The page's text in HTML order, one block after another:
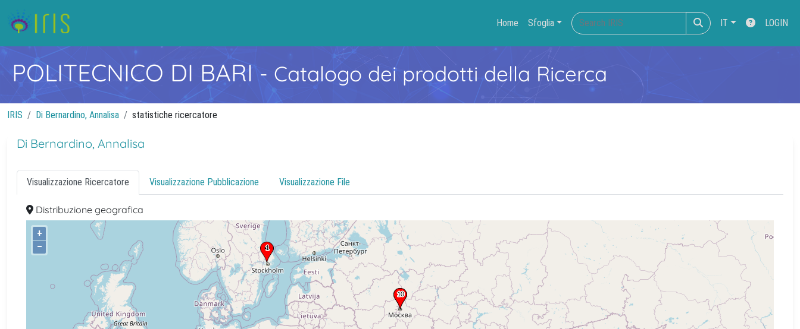
Home Sfoglia IT LOGIN
POLITECNICO DI BARI- Catalogo dei prodotti della Ricerca
IRIS Di Bernardino, Annalisa statistiche ricercatore
Di Bernardino, Annalisa
Visualizzazione Ricercatore Visualizzazione Pubblicazione Visualizzazione File
Distribuzione geografica
+
–